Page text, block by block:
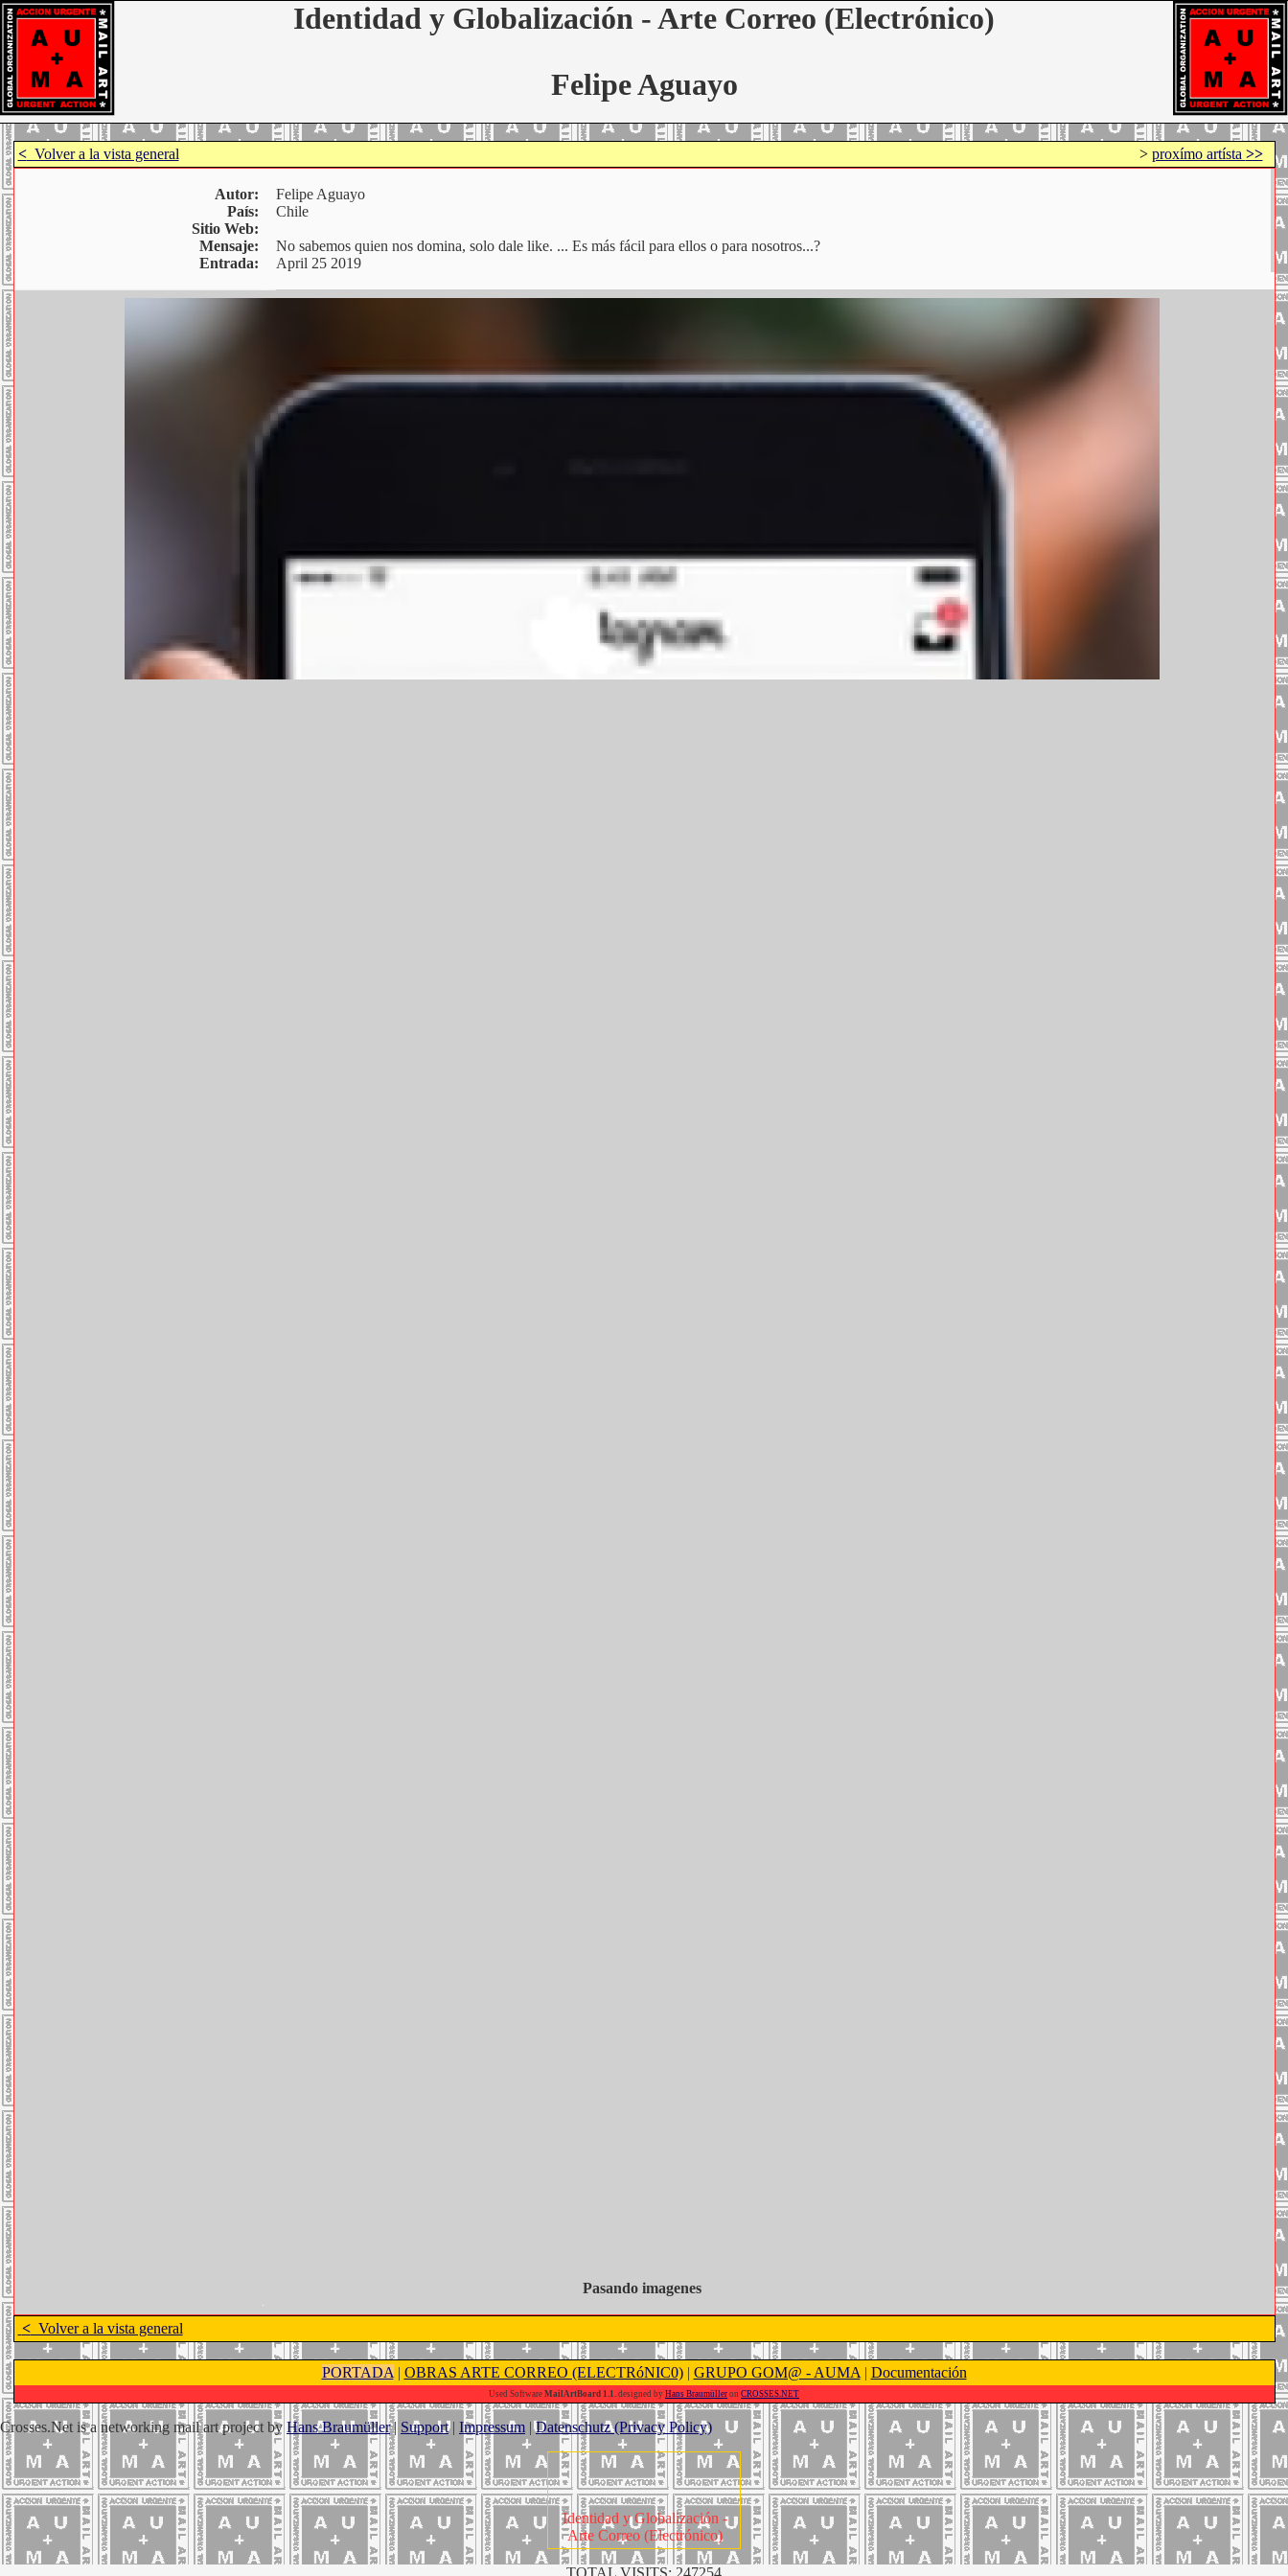
Identidad y Globalización - Arte Correo (Electrónico)
Felipe Aguayo
<Volver a la vista general > proxímo artísta >>
Autor:
País:
Sitio Web:
Mensaje:
Felipe Aguayo
Chile
No sabemos quien nos domina, solo dale like. ... Es más fácil para ellos o para nosotros...?
Entrada:
April 25 2019
Pasando imagenes
<Volver a la vista general
PORTADA | OBRAS ARTE CORREO (ELECTRóNIC0)| GRUPO GOM@ - AUMA | Documentación
Used Software MailArtBoard 1.1. designed by Hans Braumüller on CROSSES.NET
Crosses.Net is a networking mail art project by Hans Braumüller| Support| Impressum |Datenschutz (Privacy Policy)
Identidad y Globalización -
Arte Correo (Electrónico)
TOTAL VISITS: 247254